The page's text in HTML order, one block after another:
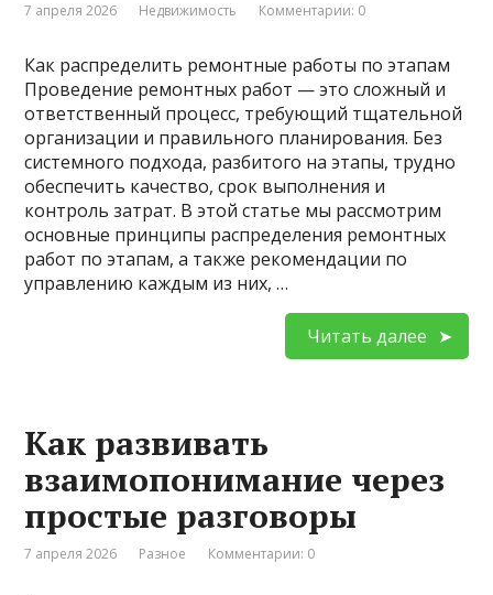
7 апреля 2026 Недвижимость Комментарии: 0
Как распределить ремонтные работы по этапам
Проведение ремонтных работ — это сложный и
ответственный процесс, требующий тщательной
организации и правильного планирования. Без
системного подхода, разбитого на этапы, трудно
обеспечить качество, срок выполнения и
контроль затрат. В этой статье мы рассмотрим
основные принципы распределения ремонтных
работ по этапам, а также рекомендации по
управлению каждым из них, …
Читать далее
Как развивать
взаимопонимание через
простые разговоры
7 апреля 2026 Разное Комментарии: 0